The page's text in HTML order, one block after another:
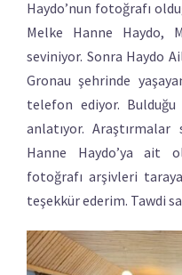
Haydo’nun fotoğrafı
Melke Hanne Haydo,
seviniyor. Sonra Haydo
Gronau şehrinde
telefon ediyor.
anlatıyor.
Hanne Haydo’ya ait
fotoğrafı arşivleri
teşekkür ederim. Tawdi